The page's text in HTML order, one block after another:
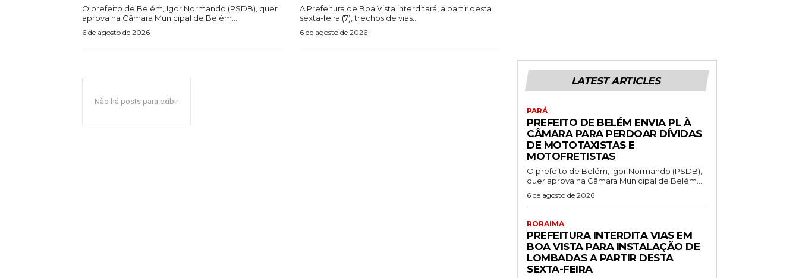
O prefeito de Belém, Igor Normando (PSDB), quer
aprova na Câmara Municipal de Belém...
6 de agosto de 2026
A Prefeitura de Boa Vista interditará, a partir desta
sexta-feira (7), trechos de vias...
6 de agosto de 2026
Não há posts para exibir
LATEST ARTICLES
PARÁ
PREFEITO DE BELÉM ENVIA PL À
CÂMARA PARA PERDOAR DÍVIDAS
DE MOTOTAXISTAS E
MOTOFRETISTAS
O prefeito de Belém, Igor Normando (PSDB),
quer aprova na Câmara Municipal de Belém...
6 de agosto de 2026
RORAIMA
PREFEITURA INTERDITA VIAS EM
BOA VISTA PARA INSTALAÇÃO DE
LOMBADAS A PARTIR DESTA
SEXTA-FEIRA